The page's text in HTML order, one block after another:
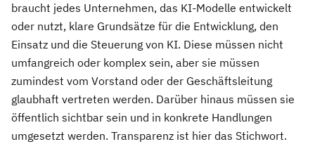
braucht jedes Unternehmen, das KI-Modelle entwickelt
oder nutzt, klare Grundsätze für die Entwicklung, den
Einsatz und die Steuerung von KI. Diese müssen nicht
umfangreich oder komplex sein, aber sie müssen
zumindest vom Vorstand oder der Geschäftsleitung
glaubhaft vertreten werden. Darüber hinaus müssen sie
öffentlich sichtbar sein und in konkrete Handlungen
umgesetzt werden. Transparenz ist hier das Stichwort.